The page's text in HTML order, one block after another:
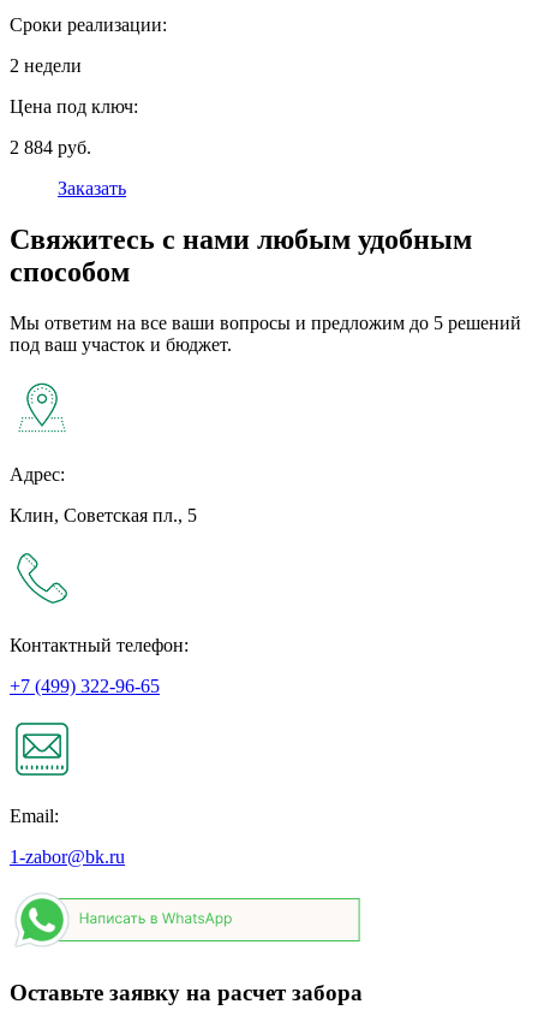
Сроки реализации:
2 недели
Цена под ключ:
2 884 руб.
Заказать
Свяжитесь с нами любым удобным
способом
Мы ответим на все ваши вопросы и предложим до 5 решений
под ваш участок и бюджет.
Адрес:
Клин, Советская пл., 5
Контактный телефон:
+7 (499) 322-96-65
Email:
1-zabor@bk.ru
Оставьте заявку на расчет забора